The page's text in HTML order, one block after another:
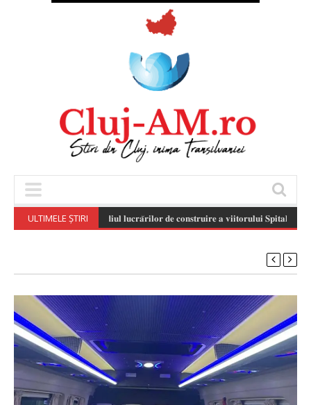
ULTIMELE ȘTIRI𝐒𝐭𝐚𝐝𝐢𝐮𝐥 𝐥𝐮𝐜𝐫𝐚̆𝐫𝐢𝐥𝐨𝐫 𝐝𝐞 𝐜𝐨𝐧𝐬𝐭𝐫𝐮𝐢𝐫𝐞 𝐚 𝐯𝐢𝐢𝐭𝐨𝐫𝐮𝐥𝐮𝐢 𝐒𝐩𝐢𝐭𝐚𝐥